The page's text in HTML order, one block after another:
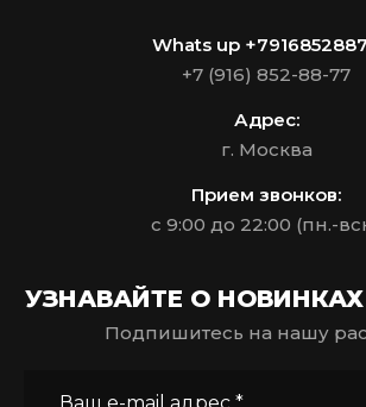
Whats up
+7 (916) 852-88-77
Адрес:
г. Москва
Прием звонков:
с 9:00 до 22:00 (пн.-
УЗНАВАЙТЕ О
Подпишитесь на нашу